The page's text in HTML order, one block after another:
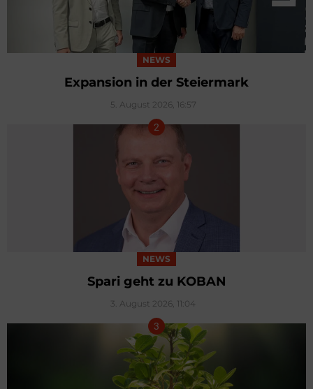
NEWS
Expansion in der Steiermark
5. August 2026, 16:57
NEWS
Spari geht zu KOBAN
3. August 2026, 11:04